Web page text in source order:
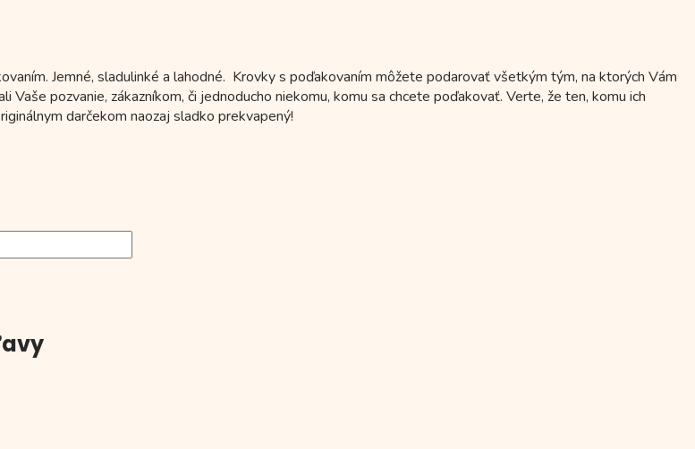
Jemné, sladulinké a lahodné. Krovky s poďakovaním môžete podarovať všetkým tým, na ktorých Vám
Vaše pozvanie, zákazníkom, či jednoducho niekomu, komu sa chcete poďakovať. Verte, že ten, komu ich
darčekom naozaj sladko prekvapený!